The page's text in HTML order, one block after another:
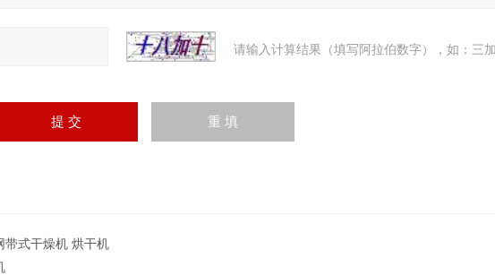
请输入计算结果（填写阿拉伯数字），如：三
带式干燥机 烘干机